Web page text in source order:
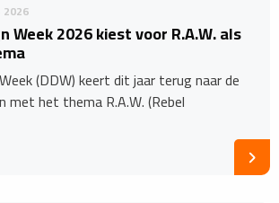
2026
Week 2026 kiest voor R.A.W. als
(DDW) keert dit jaar terug naar de
met het thema R.A.W. (Rebel